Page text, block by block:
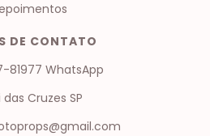
DE CONTATO
81977 WhatsApp
Cruzes SP